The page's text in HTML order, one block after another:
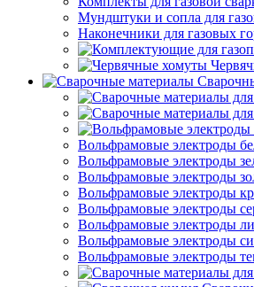
Мундштуки и сопла для
Наконечники для газовых
Вольфрамовые электроды
Вольфрамовые электроды
Вольфрамовые электроды
Вольфрамовые электроды
Вольфрамовые электроды
Вольфрамовые электроды
Вольфрамовые электроды
Вольфрамовые электроды